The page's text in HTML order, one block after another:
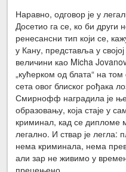
Наравно, одговор је у
Досетио га се, ко би други
ренесансни тип који се,
у Кану, представља у
величини као Micha
„кућерком од блата“ на том
сета овог блиског
Смирнофф наградила је
образовању, која стаје у
криминал, кад се дипломе
легално. И ствар је легла:
нема криминала, нема
али зар не живимо у
прецењено.